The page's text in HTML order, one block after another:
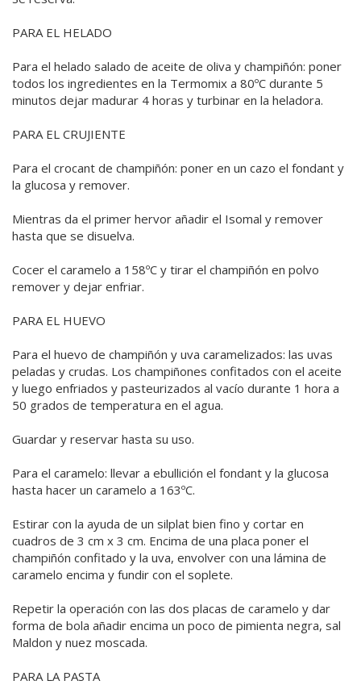
PARA EL HELADO
Para el helado salado de aceite de oliva y champiñón: poner
todos los ingredientes en la Termomix a 80ºC durante 5
minutos dejar madurar 4 horas y turbinar en la heladora.
PARA EL CRUJIENTE
Para el crocant de champiñón: poner en un cazo el fondant y
la glucosa y remover.
Mientras da el primer hervor añadir el Isomal y remover
hasta que se disuelva.
Cocer el caramelo a 158ºC y tirar el champiñón en polvo
remover y dejar enfriar.
PARA EL HUEVO
Para el huevo de champiñón y uva caramelizados: las uvas
peladas y crudas. Los champiñones confitados con el aceite
y luego enfriados y pasteurizados al vacío durante 1 hora a
50 grados de temperatura en el agua.
Guardar y reservar hasta su uso.
Para el caramelo: llevar a ebullición el fondant y la glucosa
hasta hacer un caramelo a 163ºC.
Estirar con la ayuda de un silplat bien fino y cortar en
cuadros de 3 cm x 3 cm. Encima de una placa poner el
champiñón confitado y la uva, envolver con una lámina de
caramelo encima y fundir con el soplete.
Repetir la operación con las dos placas de caramelo y dar
forma de bola añadir encima un poco de pimienta negra, sal
Maldon y nuez moscada.
PARA LA PASTA